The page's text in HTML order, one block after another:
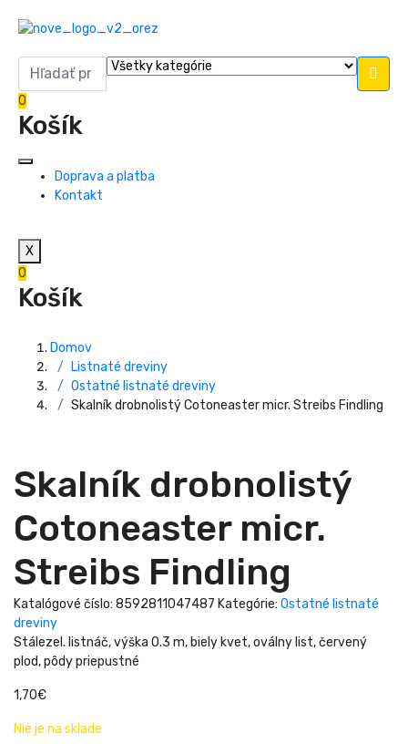
0
Košík
Doprava a platba
Kontakt
X
0
Košík
Domov
Listnaté dreviny
Ostatné listnaté dreviny
Skalník drobnolistý Cotoneaster micr. Streibs Findling
Skalník drobnolistý
Cotoneaster micr.
Streibs Findling
Katalógové číslo: 8592811047487 Kategórie: Ostatné listnaté
dreviny
Stálezel. listnáč, výška 0.3 m, biely kvet, oválny list, červený
plod, pôdy priepustné
1,70€
Nie je na sklade